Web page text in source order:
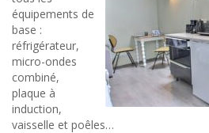
équipements de
base :
réfrigérateur,
micro-ondes
combiné,
plaque à
induction,
vaisselle et poêles…